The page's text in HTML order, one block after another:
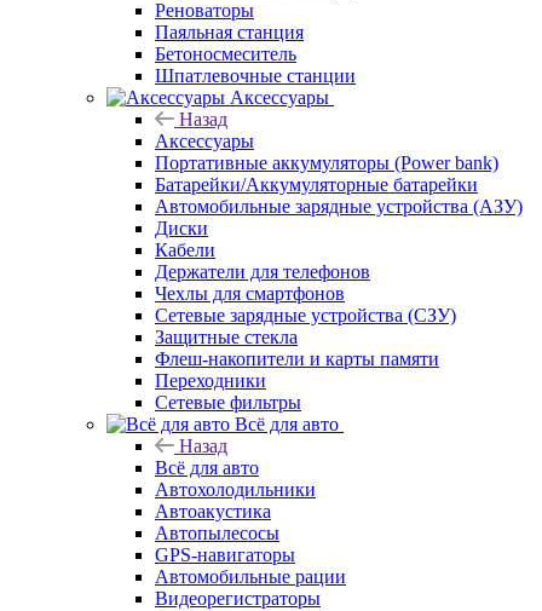
Реноваторы
Паяльная станция
Бетоносмеситель
Шпатлевочные станции
Аксессуары
Назад
Аксессуары
Портативные аккумуляторы (Power bank)
Батарейки/Аккумуляторные батарейки
Автомобильные зарядные устройства (АЗУ)
Диски
Кабели
Держатели для телефонов
Чехлы для смартфонов
Сетевые зарядные устройства (СЗУ)
Защитные стекла
Флеш-накопители и карты памяти
Переходники
Сетевые фильтры
Всё для авто
Назад
Всё для авто
Автохолодильники
Автоакустика
Автопылесосы
GPS-навигаторы
Автомобильные рации
Видеорегистраторы